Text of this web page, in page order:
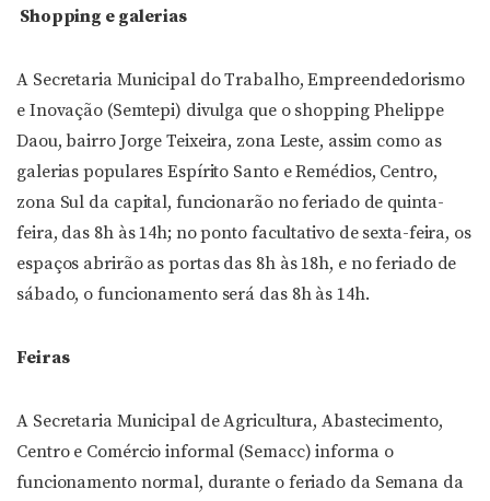
Shopping e galerias
A Secretaria Municipal do Trabalho, Empreendedorismo
e Inovação (Semtepi) divulga que o shopping Phelippe
Daou, bairro Jorge Teixeira, zona Leste, assim como as
galerias populares Espírito Santo e Remédios, Centro,
zona Sul da capital, funcionarão no feriado de quinta-
feira, das 8h às 14h; no ponto facultativo de sexta-feira, os
espaços abrirão as portas das 8h às 18h, e no feriado de
sábado, o funcionamento será das 8h às 14h.
Feiras
A Secretaria Municipal de Agricultura, Abastecimento,
Centro e Comércio informal (Semacc) informa o
funcionamento normal, durante o feriado da Semana da